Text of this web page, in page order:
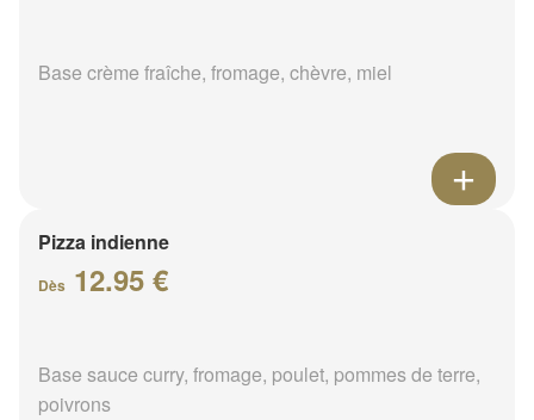
Base crème fraîche, fromage, chèvre, miel
Pizza indienne
Dès 12.95 €
Base sauce curry, fromage, poulet, pommes de terre,
poivrons